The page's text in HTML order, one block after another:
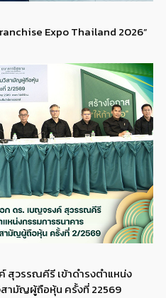
Expo Thailand 2026”
สุวรรณคีรี เข้าดำรงตำแหน่ง
สามัญผู้ถือหุ้น ครั้งที่ 22569